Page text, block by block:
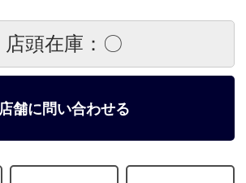
店頭在庫：〇
店舗に問い合わせる